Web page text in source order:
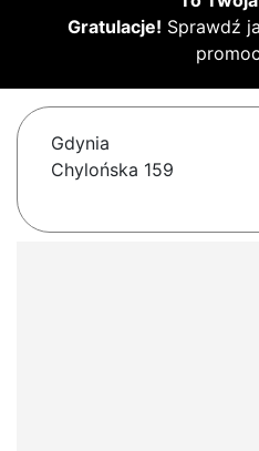
Gratulacje! Sprawdź
Gdynia
Chylońska 159